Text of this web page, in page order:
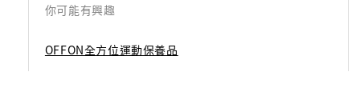
你可能有興趣
OFFON全方位運動保養品